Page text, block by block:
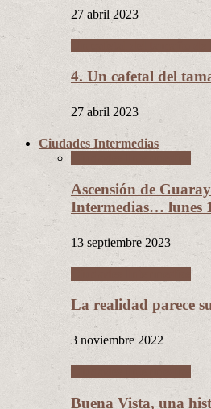
27 abril 2023
4. Un cafetal del
27 abril 2023
Ciudades Intermedias
Ascensión de
Intermedias… lunes
13 septiembre 2023
La realidad parece
3 noviembre 2022
Buena Vista, una